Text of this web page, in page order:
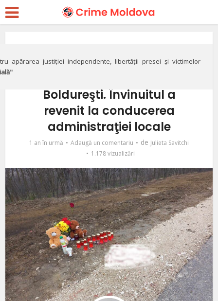
apărarea justiției independente, libertății presei și victimelor
Un an de la decesul
Boldureşti. Învinuitul a
revenit la conducerea
administraţiei locale
1 an în urmă Adaugă un comentariu de Julieta Savitchi
1.178 vizualizări